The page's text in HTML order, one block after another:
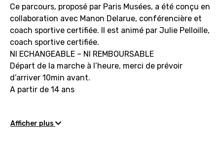
Ce parcours, proposé par Paris Musées, a été conçu en
collaboration avec Manon Delarue, conférencière et
coach sportive certifiée. Il est animé par Julie Pelloille,
coach sportive certifiée.
NI ECHANGEABLE – NI REMBOURSABLE
Départ de la marche à l’heure, merci de prévoir
d’arriver 10min avant.
A partir de 14 ans
Afficher plus